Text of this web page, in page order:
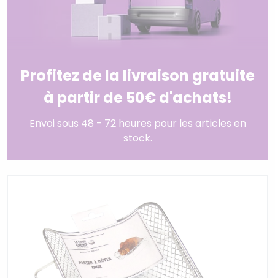
Profitez de la livraison gratuite
à partir de 50€ d'achats!
Envoi sous 48 - 72 heures pour les articles en
stock.